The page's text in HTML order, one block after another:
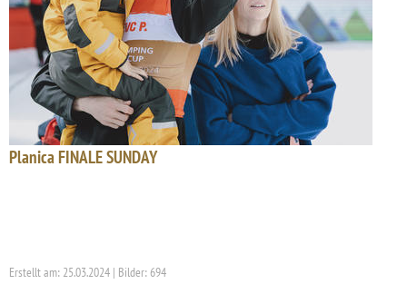
Planica FINALE SUNDAY
Erstellt am: 25.03.2024 | Bilder: 694